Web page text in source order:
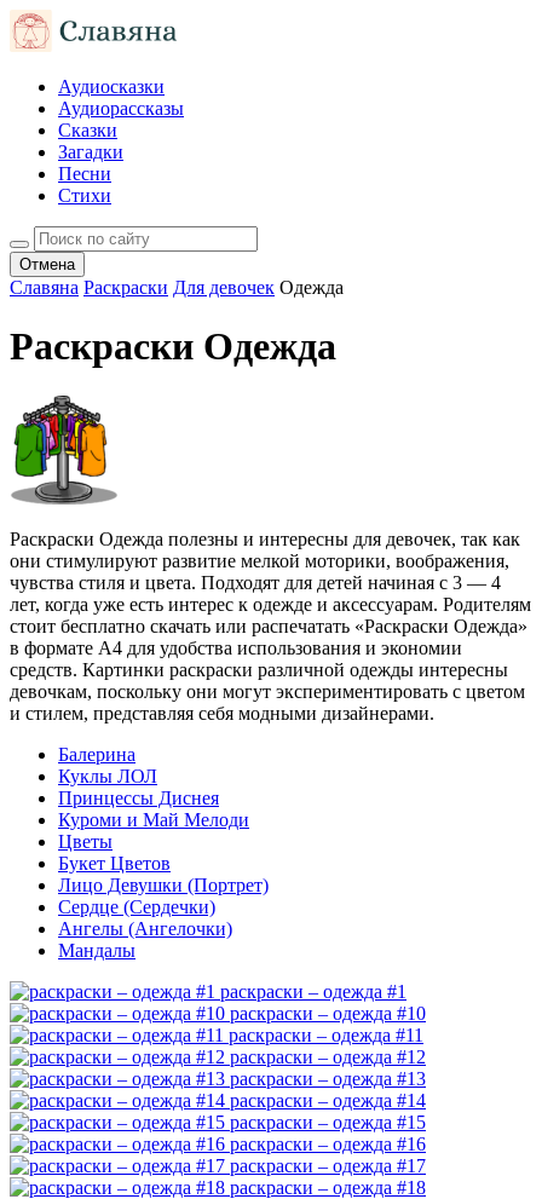
Аудиосказки
Аудиорассказы
Сказки
Загадки
Песни
Стихи
Отмена
Славяна Раскраски Для девочек Одежда
Раскраски Одежда
Раскраски Одежда полезны и интересны для девочек, так как
они стимулируют развитие мелкой моторики, воображения,
чувства стиля и цвета. Подходят для детей начиная с 3 — 4
лет, когда уже есть интерес к одежде и аксессуарам. Родителям
стоит бесплатно скачать или распечатать «Раскраски Одежда»
в формате A4 для удобства использования и экономии
средств. Картинки раскраски различной одежды интересны
девочкам, поскольку они могут экспериментировать с цветом
и стилем, представляя себя модными дизайнерами.
Балерина
Куклы ЛОЛ
Принцессы Диснея
Куроми и Май Мелоди
Цветы
Букет Цветов
Лицо Девушки (Портрет)
Сердце (Сердечки)
Ангелы (Ангелочки)
Мандалы
раскраски – одежда #1
раскраски – одежда #10
раскраски – одежда #11
раскраски – одежда #12
раскраски – одежда #13
раскраски – одежда #14
раскраски – одежда #15
раскраски – одежда #16
раскраски – одежда #17
раскраски – одежда #18